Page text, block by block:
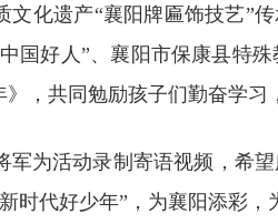
文化遗产“襄阳牌匾饰技艺”
国好人”、襄阳市保康县特
》，共同勉励孩子们勤奋学
军为活动录制寄语视频，希
时代好少年”，为襄阳添彩，